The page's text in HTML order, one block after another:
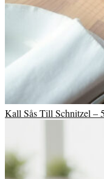
Kall Sås Till Schnitzel –